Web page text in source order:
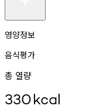
영양정보
음식평가
총 열량
330kcal